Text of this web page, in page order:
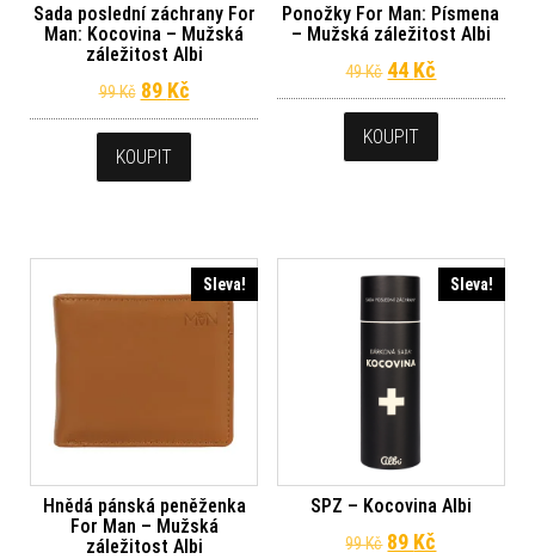
Sada poslední záchrany For
Man: Kocovina – Mužská
záležitost Albi
99Kč Původní cena byla: 99 Kč.
89 KčAktuální cena je: 89 Kč.
KOUPIT
Ponožky For Man: Písmena
– Mužská záležitost Albi
49Kč Původní cena
44 Kč
KOUPIT
Sleva!
Hnědá pánská peněženka
For Man – Mužská
záležitost Albi
Sleva!
SPZ – Kocovina Albi
99Kč Původní cena
89 Kč